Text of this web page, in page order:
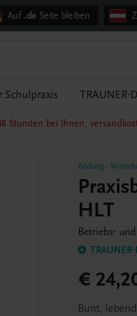
Auf .de Seite bleiben
Schulpraxis TRAUNER-
Stunden bei Ihnen,
Bildung-
HLT
Betriebs-
€
Bunt,